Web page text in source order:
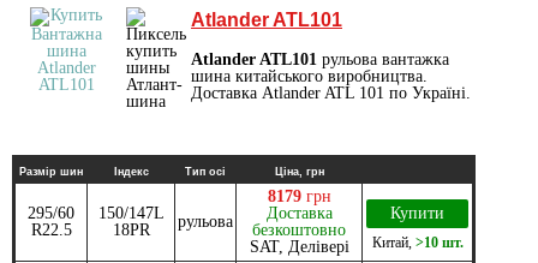
Atlander ATL101
Atlander ATL101 рульова вантажка
шина китайського виробництва.
Доставка Atlander ATL 101 по Україні.
Размір шин Індекс Тип осі Ціна, грн
295/60
R22.5
150/147L
18PR
рульова
8179 грн
Доставка
безкоштовно
SAT, Делівері
Купити
Китай, >10 шт.